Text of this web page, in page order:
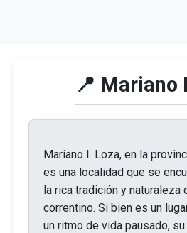
📍 Mariano
Mariano I. Loza, en la
es una localidad que se
la rica tradición y naturaleza
correntino. Si bien es un
un ritmo de vida pausado,